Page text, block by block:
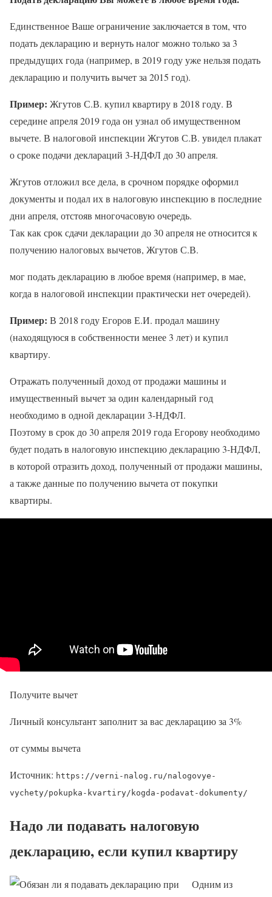
Единственное Ваше ограничение заключается в том, что
подать декларацию и вернуть налог можно только за 3
предыдущих года (например, в 2019 году уже нельзя подать
декларацию и получить вычет за 2015 год).
Пример: Жгутов С.В. купил квартиру в 2018 году. В
середине апреля 2019 года он узнал об имущественном
вычете. В налоговой инспекции Жгутов С.В. увидел плакат
о сроке подачи деклараций 3-НДФЛ до 30 апреля.
Жгутов отложил все дела, в срочном порядке оформил
документы и подал их в налоговую инспекцию в последние
дни апреля, отстояв многочасовую очередь.
Так как срок сдачи декларации до 30 апреля не относится к
получению налоговых вычетов, Жгутов С.В.
мог подать декларацию в любое время (например, в мае,
когда в налоговой инспекции практически нет очередей).
Пример: В 2018 году Егоров Е.И. продал машину
(находящуюся в собственности менее 3 лет) и купил
квартиру.
Отражать полученный доход от продажи машины и
имущественный вычет за один календарный год
необходимо в одной декларации 3-НДФЛ.
Поэтому в срок до 30 апреля 2019 года Егорову необходимо
будет подать в налоговую инспекцию декларацию 3-НДФЛ,
в которой отразить доход, полученный от продажи машины,
а также данные по получению вычета от покупки
квартиры.
Получите вычет
Личный консультант заполнит за вас декларацию за 3%
от суммы вычета
Источник: https://verni-nalog.ru/nalogovye-
vychety/pokupka-kvartiry/kogda-podavat-dokumenty/
Надо ли подавать налоговую
декларацию, если купил квартиру
Одним из